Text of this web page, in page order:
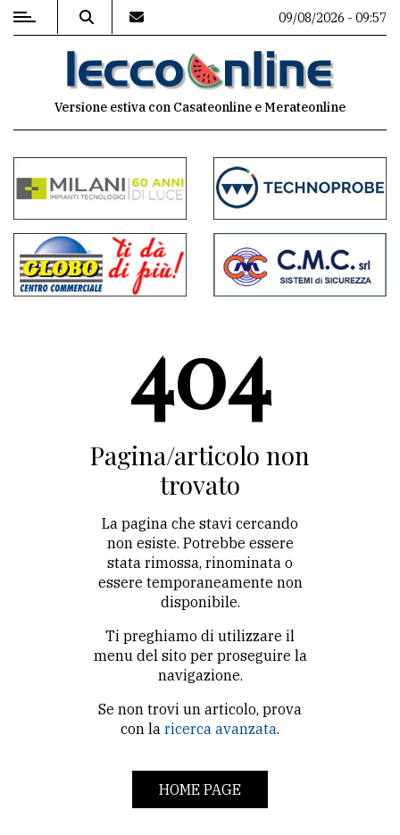
MENU
commenti
Contenuti
del
sito
09/08/2026 - 09:57
Versione estiva con Casateonline e Merateonline
404
Pagina/articolo non
trovato
La pagina che stavi cercando
non esiste. Potrebbe essere
stata rimossa, rinominata o
essere temporaneamente non
disponibile.
Ti preghiamo di utilizzare il
menu del sito per proseguire la
navigazione.
Se non trovi un articolo, prova
con la ricerca avanzata.
HOME PAGE